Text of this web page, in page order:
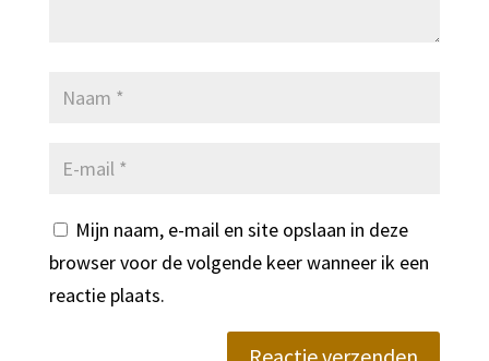
Mijn naam, e-mail en site opslaan in deze
browser voor de volgende keer wanneer ik een
reactie plaats.